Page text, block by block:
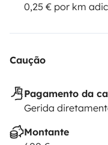
0,25 € por km
Caução
Pagamento da
Gerida
Montante